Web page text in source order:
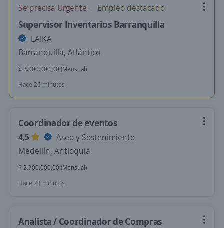
Se precisa Urgente Empleo destacado
Supervisor Inventarios Barranquilla
LAIKA
Barranquilla, Atlántico
$ 2.000.000,00 (Mensual)
Hace 26 minutos
Coordinador de eventos
4,5
Aseo y Sostenimiento
Medellín, Antioquia
$ 2.700.000,00 (Mensual)
Hace 23 minutos
Analista / Coordinador de Compras